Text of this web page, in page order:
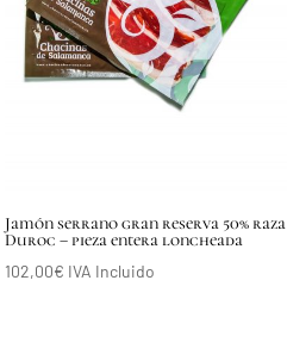
Jamón serrano gran reserva 50% raza
Duroc – pieza entera loncheada
102,00€ IVA Incluido